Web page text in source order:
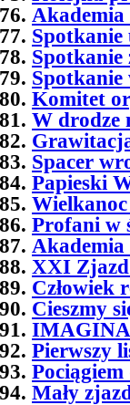
Akademia
Spotkanie
Spotkanie
Spotkanie
Komitet
W drodze
Spacer
Papieski
Profani w
XXI
Człowiek
Cieszmy
Pierwszy
Mały